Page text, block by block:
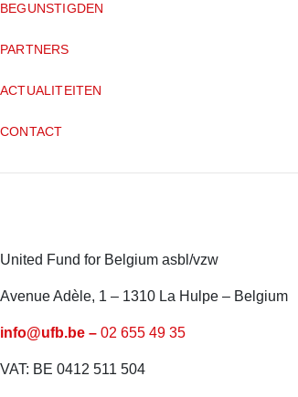
BEGUNSTIGDEN
PARTNERS
ACTUALITEITEN
CONTACT
United Fund for Belgium asbl/vzw
Avenue Adèle, 1 – 1310 La Hulpe – Belgium
info@ufb.be – 02 655 49 35
VAT: BE 0412 511 504